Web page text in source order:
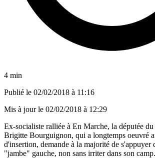
4 min
Publié le 02/02/2018 à 11:16
Mis à jour le 02/02/2018 à 12:29
Ex-socialiste ralliée à En Marche, la députée du
Brigitte Bourguignon, qui a longtemps oeuvré
d'insertion, demande à la majorité de s'appuyer
"jambe" gauche, non sans irriter dans son camp.